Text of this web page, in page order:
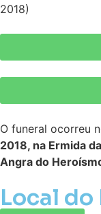
2018)
O funeral ocorreu
2018, na Ermida
Angra do
Local do